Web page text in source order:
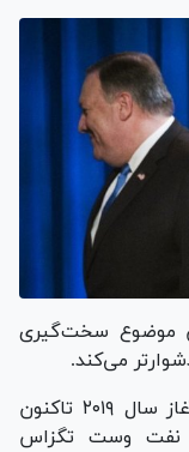
موضوع سخت‌گیری
می‌کند.
بلومبرگ می‌نویسد: قیمت نفت خام از آغاز سال ۲۰۱۹ تاکنون
نفت وست تگزاس